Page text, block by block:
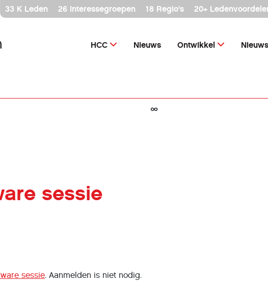
33 K Leden 26 interessegroepen 18 Regio's 20+
HCC Nieuws Ontwikkel
∞
sessie
sessie. Aanmelden is niet nodig.